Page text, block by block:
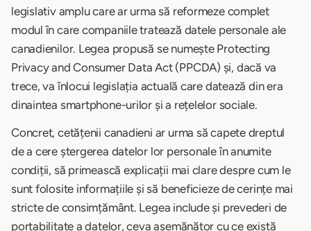
legislativ amplu care ar urma să reformeze complet
modul în care companiile tratează datele personale ale
canadienilor. Legea propusă se numește Protecting
Privacy and Consumer Data Act (PPCDA) și, dacă va
trece, va înlocui legislația actuală care datează din era
dinaintea smartphone-urilor și a rețelelor sociale.
Concret, cetățenii canadieni ar urma să capete dreptul
de a cere ștergerea datelor lor personale în anumite
condiții, să primească explicații mai clare despre cum le
sunt folosite informațiile și să beneficieze de cerințe mai
stricte de consimțământ. Legea include și prevederi de
portabilitate a datelor, ceva asemănător cu ce există